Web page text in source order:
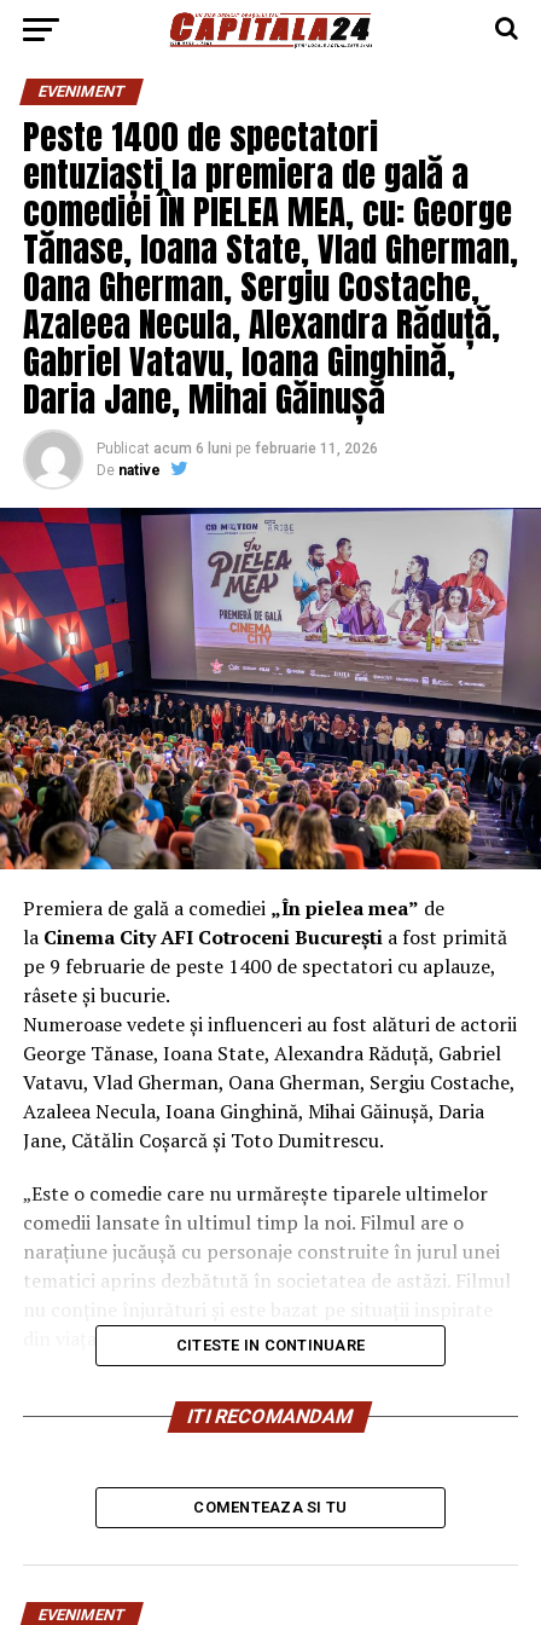
EVENIMENT
Peste 1400 de spectatori
entuziaști la premiera de gală a
comediei ÎN PIELEA MEA, cu: George
Tănase, Ioana State, Vlad Gherman,
Oana Gherman, Sergiu Costache,
Azaleea Necula, Alexandra Răduță,
Gabriel Vatavu, Ioana Ginghină,
Daria Jane, Mihai Găinușă
Publicat acum 6 luni pe februarie 11, 2026
De native
Premiera de gală a comediei „În pielea mea” de
la Cinema City AFI Cotroceni Bucureștia fost primită
pe 9 februarie de peste 1400 de spectatori cu aplauze,
râsete și bucurie.
Numeroase vedete și influenceri au fost alături de actorii
George Tănase, Ioana State, Alexandra Răduță, Gabriel
Vatavu, Vlad Gherman, Oana Gherman, Sergiu Costache,
Azaleea Necula, Ioana Ginghină, Mihai Găinușă, Daria
Jane, Cătălin Coșarcă și Toto Dumitrescu.
„Este o comedie care nu urmărește tiparele ultimelor
comedii lansate în ultimul timp la noi. Filmul are o
narațiune jucăușă cu personaje construite în jurul unei
tematici aprins dezbătută în societatea de astăzi. Filmul
din viața reală.”, spune regizorul Paul Decu.
Decu, propune spectatorilor o abordare amuzantă a
provocări pe care patru cupluri de prieteni o duc la bun
sfârșit, după multe peripeții, într-un weekend,
personajele ajung să câștige o altă viziune despre
CITESTE IN CONTINUARE
ITI RECOMANDAM
COMENTEAZA SI TU
EVENIMENT